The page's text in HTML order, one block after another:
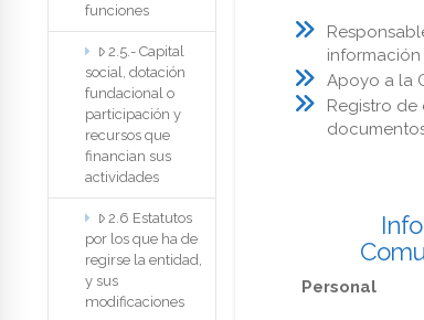
información
Apoyo a la
Registro
Personal
funciones
2.5.- Capital
social, dotación
fundacional o
participación y
recursos que
financian sus
actividades
2.6 Estatutos
por los que ha de
regirse la entidad,
y sus
modificaciones